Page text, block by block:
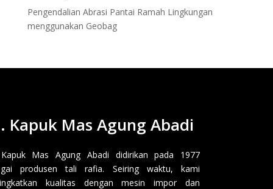
Pengendalian Abrasi Pantai Ramah Lingkungan
menggunakan Geobag
Kapuk Mas Agung Abadi
Mas Agung Abadi didirikan pada 1977
produsen tali rafia. Seiring waktu, kami
kualitas dengan mesin impor dan